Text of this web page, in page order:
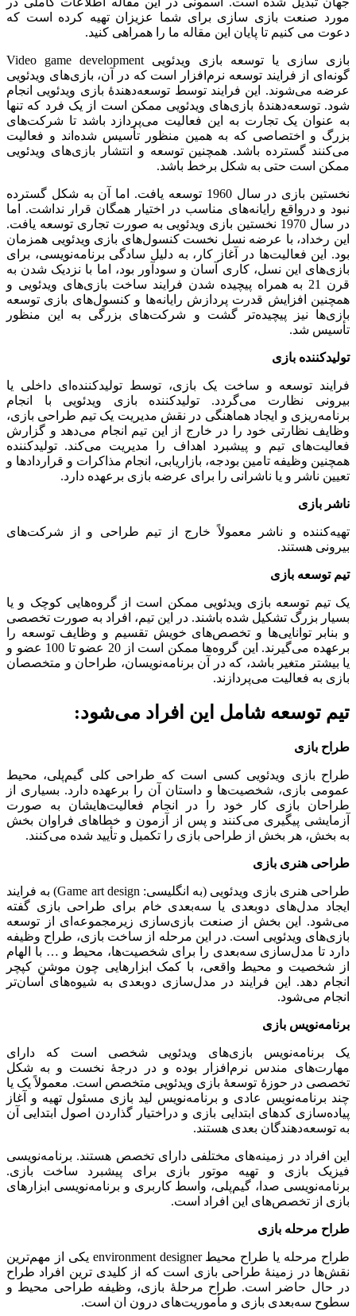
مورد صنعت بازی سازی برای شما عزیزان تهیه کرده است که
دعوت می کنیم تا پایان این مقاله ما را همراهی کنید.
بازی سازی یا توسعه بازی ویدئویی Video game development
گونه‌ای از فرایند توسعه نرم‌افزار است که در آن، بازی‌های ویدئویی
عرضه می‌شوند. این فرایند توسط توسعه‌دهندهٔ بازی ویدئویی انجام
شود. توسعه‌دهندهٔ بازی‌های ویدئویی ممکن است از یک فرد که تنها
به عنوان یک تجارت به این فعالیت می‌پردازد باشد تا شرکت‌های
بزرگ و اختصاصی که به همین منظور تأسیس شده‌اند و فعالیت
می‌کنند گسترده باشد. همچنین توسعه و انتشار بازی‌های ویدئویی
ممکن است حتی به شکل برخط باشد.
نخستین بازی در سال 1960 توسعه یافت. اما آن به شکل گسترده
نبود و درواقع رایانه‌های مناسب در اختیار همگان قرار نداشت. اما
در سال 1970 نخستین بازی ویدئویی به صورت تجاری توسعه یافت.
این رخداد، با عرضه نسل نخست کنسول‌های بازی ویدئویی همزمان
بود. این فعالیت‌ها در آغاز کار، به دلیل سادگی برنامه‌نویسی، برای
بازی‌های این نسل، کاری آسان و سودآور بود، اما با نزدیک شدن به
قرن 21 به همراه پیچیده شدن فرایند ساخت بازی‌های ویدئویی و
همچنین افزایش قدرت پردازش رایانه‌ها و کنسول‌های بازی توسعه
بازی‌ها نیز پیچیده‌تر گشت و شرکت‌های بزرگی به این منظور
تأسیس شد.
تولیدکننده بازی
فرایند توسعه و ساخت یک بازی، توسط تولیدکننده‌ای داخلی یا
بیرونی نظارت می‌گردد. تولیدکننده بازی ویدئویی با انجام
برنامه‌ریزی و ایجاد هماهنگی در نقش مدیریت یک تیم طراحی بازی،
وظایف نظارتی خود را در خارج از این تیم انجام می‌دهد و گزارش
فعالیت‌های تیم و پیشبرد اهداف را مدیریت می‌کند. تولیدکننده
همچنین وظیفه تامین بودجه، بازاریابی، انجام مذاکرات و قراردادها و
تعیین ناشر و یا ناشرانی را برای عرضه بازی برعهده دارد.
ناشر بازی
تهیه‌کننده و ناشر معمولاً خارج از تیم طراحی و از شرکت‌های
بیرونی هستند.
تیم توسعه بازی
یک تیم توسعه بازی ویدئویی ممکن است از گروه‌هایی کوچک و یا
بسیار بزرگ تشکیل شده باشند. در این تیم، افراد به صورت تخصصی
و بنابر توانایی‌ها و تخصص‌های خویش تقسیم و وظایف توسعه را
برعهده می‌گیرند. این گروه‌ها ممکن است از 20 عضو تا 100 عضو و
یا بیشتر متغیر باشد، که در آن برنامه‌نویسان، طراحان و متخصصان
بازی به فعالیت می‌پردازند.
تیم توسعه شامل این افراد می‌شود:
طراح بازی
طراح بازی ویدئویی کسی است که طراحی کلی گیم‌پلی، محیط
عمومی بازی، شخصیت‌ها و داستان آن را برعهده دارد. بسیاری از
طراحان بازی کار خود را در انجام فعالیت‌هایشان به صورت
آزمایشی پیگیری می‌کنند و پس از آزمون و خطاهای فراوان بخش
به بخش، هر بخش از طراحی بازی را تکمیل و تأیید شده می‌کنند.
طراحی هنری بازی
طراحی هنری بازی ویدئویی (به انگلیسی: Game art design) به فرایند
ایجاد مدل‌های دوبعدی یا سه‌بعدی خام برای طراحی بازی گفته
می‌شود. این بخش از صنعت بازی‌سازی زیرمجموعه‌ای از توسعه
بازی‌های ویدئویی است. در این مرحله از ساخت بازی، طراح وظیفه
دارد تا مدل‌سازی سه‌بعدی را برای شخصیت‌ها، محیط و … با الهام
از شخصیت و محیط واقعی، با کمک ابزارهایی چون موشن کپچر
انجام دهد. این فرایند در مدل‌سازی دوبعدی به شیوه‌های آسان‌تر
انجام می‌شود.
برنامه‌نویس بازی
یک برنامه‌نویس بازی‌های ویدئویی شخصی است که دارای
مهارت‌های مندس نرم‌افزار بوده و در درجهٔ نخست و به شکل
تخصصی در حوزهٔ توسعهٔ بازی ویدئویی متخصص است. معمولاً یک یا
چند برنامه‌نویس عادی و برنامه‌نویس لید بازی مسئول تهیه و آغاز
پیاده‌سازی کدهای ابتدایی بازی و دراختیار گذاردن اصول ابتدایی آن
به توسعه‌دهندگان بعدی هستند.
این افراد در زمینه‌های مختلفی دارای تخصص هستند. برنامه‌نویسی
فیزیک بازی و تهیه موتور بازی برای پیشبرد ساخت بازی.
برنامه‌نویسی صدا، گیم‌پلی، واسط کاربری و برنامه‌نویسی ابزارهای
بازی از تخصص‌های این افراد است.
طراح مرحله بازی
طراح مرحله یا طراح محیط environment designer یکی از مهم‌ترین
نقش‌ها در زمینهٔ طراحی بازی است که از کلیدی ترین افراد طراح
در حال حاضر است. طراح مرحلهٔ بازی، وظیفه طراحی محیط و
سطوح سه‌بعدی بازی و مأموریت‌های درون ان است.